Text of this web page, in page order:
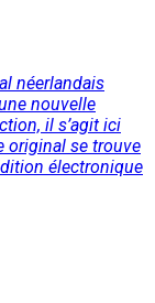
néerlandais
nouvelle
il s’agit ici
original se trouve
électronique